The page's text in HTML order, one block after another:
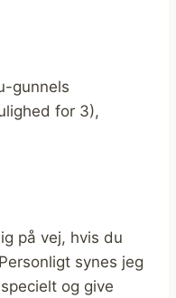
gunnels
for 3),
på vej, hvis du
synes jeg
og give